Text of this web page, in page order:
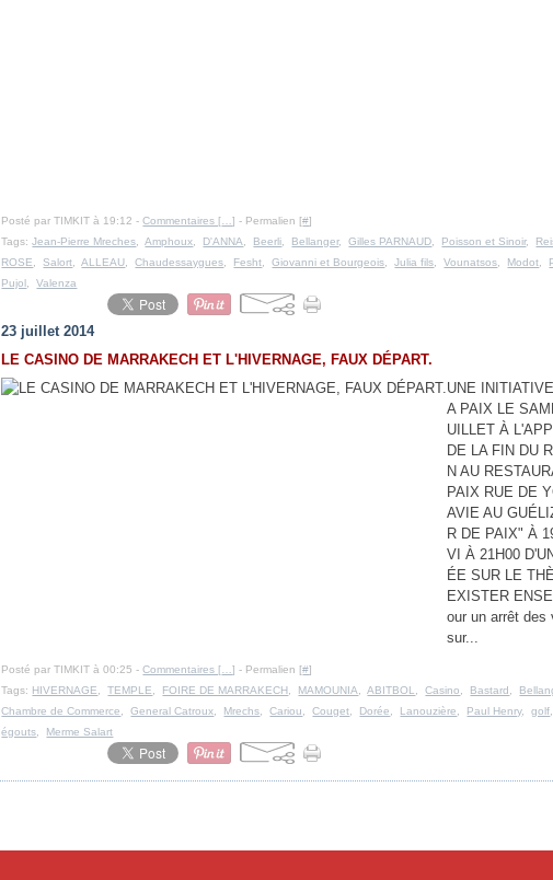
Posté par TIMKIT à 19:12 -Commentaires [ …] - Permalien [#]
Tags:Jean-Pierre Mreches ,Amphoux D'ANNA Beerli Bellanger,Gilles PARNAUD Poisson et Sinoir,
ROSE
,Salort ,ALLEAU ,Chaudessaygues Fesht ,Giovanni et Bourgeois ,Julia fils ,Vounatsos Modot
Pujol ,Valenza
23 juillet 2014
LE CASINO DE MARRAKECH ET L'HIVERNAGE, FAUX DÉPART.
UNE
A PAIX LE
UILLET À
DE LA FIN DU
N AU
PAIX RUE DE
AVIE AU
R DE PAIX" À
VI À 21H00
ÉE SUR LE
EXISTER
our un arrêt des
sur...
Posté par TIMKIT à 00:25 -Commentaires [ …] - Permalien [#]
Tags: HIVERNAGE ,TEMPLE FOIRE DE MARRAKECH MAMOUNIA ,ABITBOL ,Casino Bastard
Chambre de Commerce
,General Catroux Mrechs ,Cariou ,Couget Dorée Lanouzière Paul Henry,golf
égouts
Merme Salart